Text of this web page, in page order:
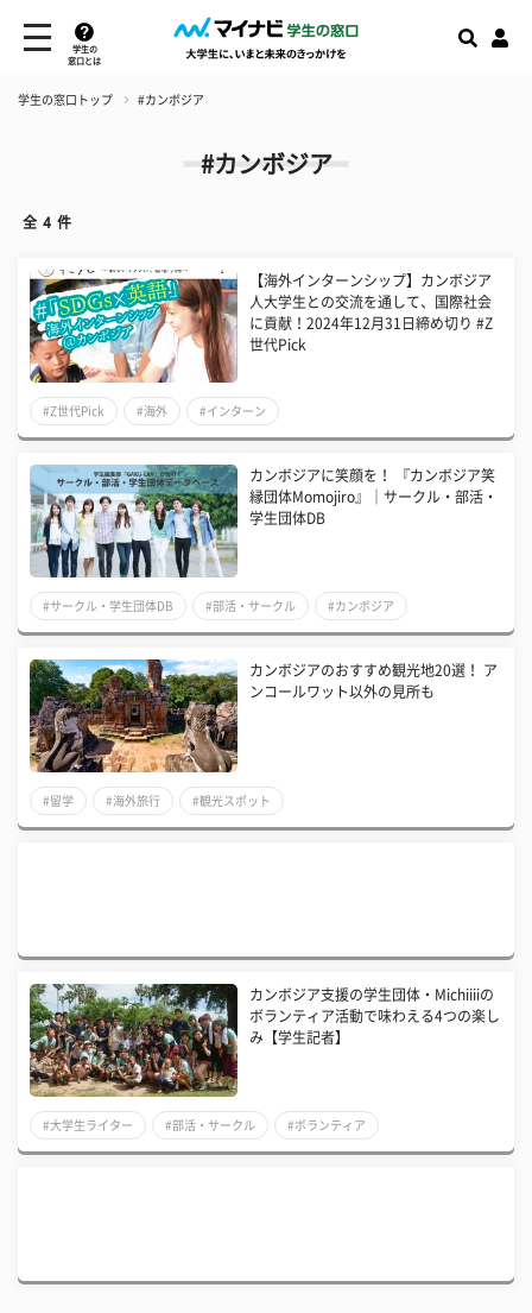
学生の
窓口とは
学生の窓口トップ #カンボジア
#カンボジア
全 4 件
【海外インターンシップ】カンボジア
人大学生との交流を通して、国際社会
に貢献！2024年12月31日締め切り #Z
世代Pick
#Z世代Pick #海外 #インターン
カンボジアに笑顔を！ 『カンボジア笑
縁団体Momojiro』｜サークル・部活・
学生団体DB
#サークル・学生団体DB #部活・サークル #カンボジア
カンボジアのおすすめ観光地20選！ ア
ンコールワット以外の見所も
#留学 #海外旅行 #観光スポット
カンボジア支援の学生団体・Michiiiiの
ボランティア活動で味わえる4つの楽し
み【学生記者】
#大学生ライター #部活・サークル #ボランティア